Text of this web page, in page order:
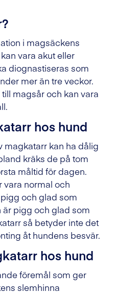
i magsäckens
vara akut eller
diognastiseras som
mer än tre veckor.
magsår och kan vara
hos hund
magkatarr kan ha dålig
kräks de på tom
måltid för dagen.
vara normal och
och glad som
är pigg och glad som
så betyder inte det
åt hundens besvär.
hos hund
föremål som ger
slemhinna